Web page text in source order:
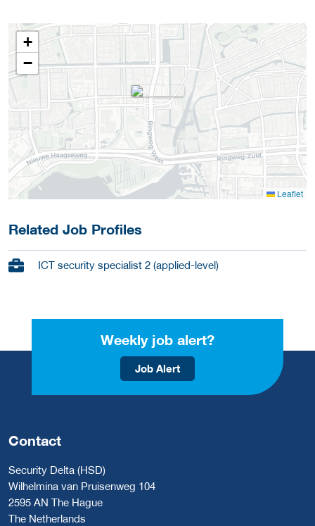
+
−
Leaflet
Related Job Profiles
ICT security specialist 2 (applied-level)
Weekly job alert?
Job Alert
Contact
Security Delta (HSD)
Wilhelmina van Pruisenweg 104
2595 AN The Hague
The Netherlands